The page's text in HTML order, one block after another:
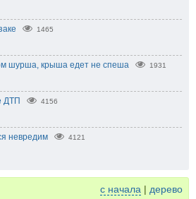
1465
шурша, крыша едет не спеша 1931
ДТП 4156
невредим 4121
с начала | дерево